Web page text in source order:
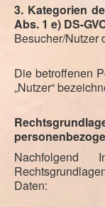
3. Kategorien
Abs. 1 e) DS-
Besucher/Nutzer
Die betroffenen
„Nutzer“
Daten: